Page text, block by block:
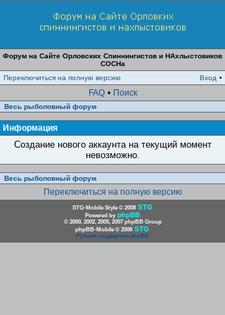
Форум на Сайте Орловских Спиннингистов и НАхлыстовиков
СОСНа
Переключиться на полную версию
Вход •
FAQ • Поиск
Весь рыболовный форум
Информация
Создание нового аккаунта на текущий момент
невозможно.
Весь рыболовный форум
Переключиться на полную версию
STG-Mobile Style © 2008 STG
Powered by phpBB
© 2000, 2002, 2005, 2007 phpBB Group
phpBB-Mobile © 2008 STG
Русская поддержка phpBB